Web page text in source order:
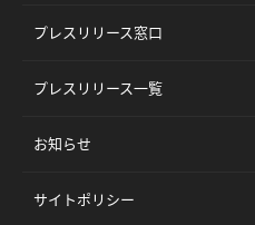
プレスリリース窓口
プレスリリース一覧
お知らせ
サイトポリシー